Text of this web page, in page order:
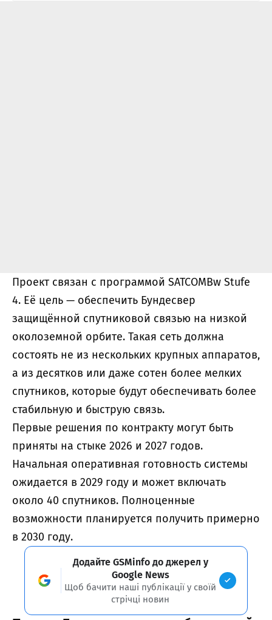
Проект связан с программой SATCOMBw Stufe
4. Её цель — обеспечить Бундесвер
защищённой спутниковой связью на низкой
околоземной орбите. Такая сеть должна
состоять не из нескольких крупных аппаратов,
а из десятков или даже сотен более мелких
спутников, которые будут обеспечивать более
стабильную и быструю связь.
Первые решения по контракту могут быть
приняты на стыке 2026 и 2027 годов.
Начальная оперативная готовность системы
ожидается в 2029 году и может включать
около 40 спутников. Полноценные
возможности планируется получить примерно
в 2030 году.
Додайте GSMinfo до джерел у
Google News
Щоб бачити наші публікації у своїй
стрічці новин